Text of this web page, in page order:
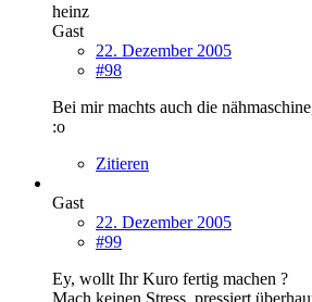
heinz
Gast
22. Dezember 2005
#98
Bei mir machts auch die
:o
Zitieren
Gast
22. Dezember 2005
#99
Ey, wollt Ihr Kuro fertig machen ?
Mach keinen Stress, pressiert